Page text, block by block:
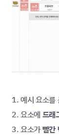
1. 예시 요소를
2. 요소에 드래
3. 요소가 빨간